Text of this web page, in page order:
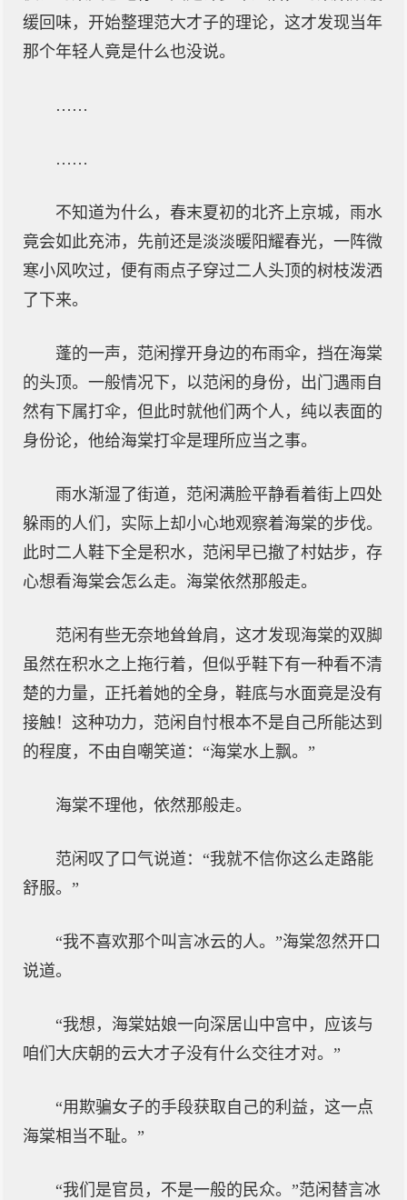
缓回味，开始整理范大才子的理论，这才发现当年
那个年轻人竟是什么也没说。
……
……
不知道为什么，春末夏初的北齐上京城，雨水
竟会如此充沛，先前还是淡淡暖阳耀春光，一阵微
寒小风吹过，便有雨点子穿过二人头顶的树枝泼洒
了下来。
蓬的一声，范闲撑开身边的布雨伞，挡在海棠
的头顶。一般情况下，以范闲的身份，出门遇雨自
然有下属打伞，但此时就他们两个人，纯以表面的
身份论，他给海棠打伞是理所应当之事。
雨水渐湿了街道，范闲满脸平静看着街上四处
躲雨的人们，实际上却小心地观察着海棠的步伐。
此时二人鞋下全是积水，范闲早已撤了村姑步，存
心想看海棠会怎么走。海棠依然那般走。
范闲有些无奈地耸耸肩，这才发现海棠的双脚
虽然在积水之上拖行着，但似乎鞋下有一种看不清
楚的力量，正托着她的全身，鞋底与水面竟是没有
接触！这种功力，范闲自忖根本不是自己所能达到
的程度，不由自嘲笑道：“海棠水上飘。”
海棠不理他，依然那般走。
范闲叹了口气说道：“我就不信你这么走路能
舒服。”
“我不喜欢那个叫言冰云的人。”海棠忽然开口
说道。
“我想，海棠姑娘一向深居山中宫中，应该与
咱们大庆朝的云大才子没有什么交往才对。”
“用欺骗女子的手段获取自己的利益，这一点
海棠相当不耻。”
“我们是官员，不是一般的民众。”范闲替言冰